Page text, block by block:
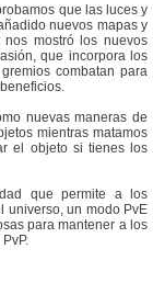
que las luces y
nuevos mapas y
mostró los nuevos
que incorpora los
combatan para
nuevas maneras de
mientras matamos
el objeto si tienes los
que permite a los
universo, un modo PvE
para mantener a los